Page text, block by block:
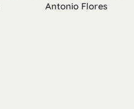
Antonio Flores